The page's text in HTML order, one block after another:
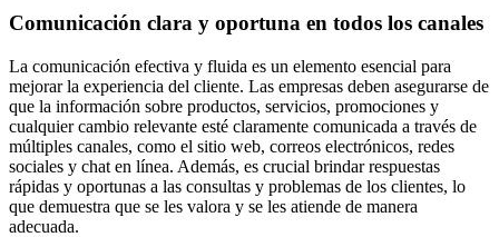
Comunicación clara y oportuna en todos los canales
La comunicación efectiva y fluida es un elemento esencial para
mejorar la experiencia del cliente. Las empresas deben asegurarse de
que la información sobre productos, servicios, promociones y
cualquier cambio relevante esté claramente comunicada a través de
múltiples canales, como el sitio web, correos electrónicos, redes
sociales y chat en línea. Además, es crucial brindar respuestas
rápidas y oportunas a las consultas y problemas de los clientes, lo
que demuestra que se les valora y se les atiende de manera
adecuada.